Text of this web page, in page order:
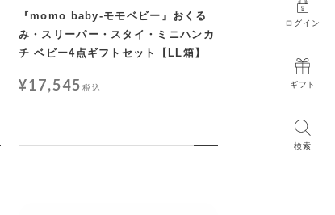
検索
ギフト
ログイン
『momo baby-モモベビー』おくる
み・スリーパー・スタイ・ミニハンカ
チ ベビー4点ギフトセット【LL箱】
¥17,545 税込